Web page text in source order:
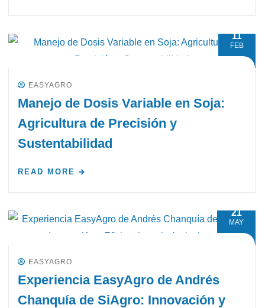
11
FEB
EASYAGRO
Manejo de Dosis Variable en Soja:
Agricultura de Precisión y
Sustentabilidad
READ MORE
21
MAY
EASYAGRO
Experiencia EasyAgro de Andrés
Chanquía de SiAgro: Innovación y